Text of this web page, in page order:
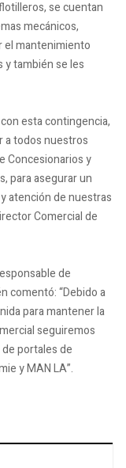
se cuentan
mecánicos,
el mantenimiento
y también se les
esta contingencia,
a todos nuestros
Concesionarios y
para asegurar un
atención de nuestras
Comercial de
de
comentó: “Debido a
para mantener la
seguiremos
portales de
y MAN LA”.